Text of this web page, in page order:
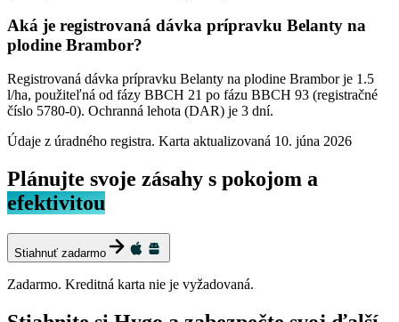
Aká je registrovaná dávka prípravku Belanty na
plodine Brambor?
Registrovaná dávka prípravku Belanty na plodine Brambor je 1.5
l/ha, použiteľná od fázy BBCH 21 po fázu BBCH 93 (registračné
číslo 5780-0). Ochranná lehota (DAR) je 3 dní.
Údaje z úradného registra. Karta aktualizovaná 10. júna 2026
Plánujte svoje zásahy s pokojom a
efektivitou
Stiahnuť zadarmo
Zadarmo. Kreditná karta nie je vyžadovaná.